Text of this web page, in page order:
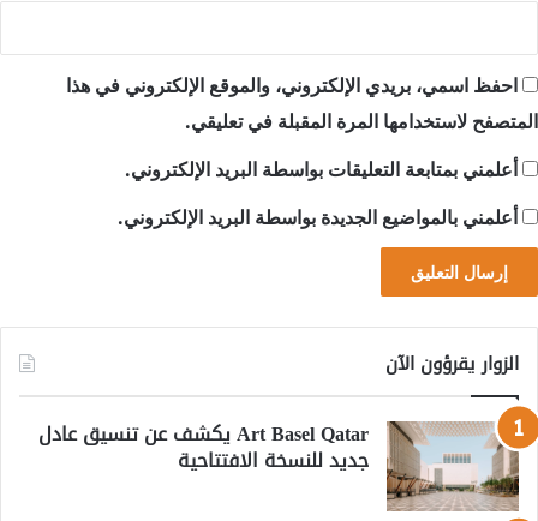
احفظ اسمي، بريدي الإلكتروني، والموقع الإلكتروني في هذا
المتصفح لاستخدامها المرة المقبلة في تعليقي.
أعلمني بمتابعة التعليقات بواسطة البريد الإلكتروني.
أعلمني بالمواضيع الجديدة بواسطة البريد الإلكتروني.
الزوار يقرؤون الآن
Art Basel Qatar يكشف عن تنسيق عادل
جديد للنسخة الافتتاحية